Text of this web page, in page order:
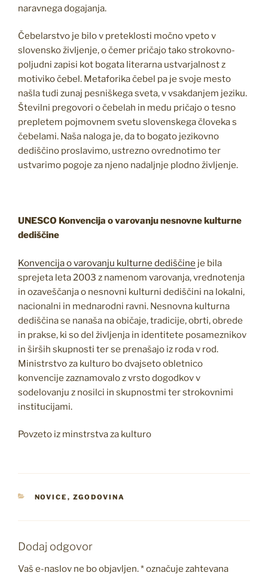
naravnega dogajanja.
Čebelarstvo je bilo v preteklosti močno vpeto v
slovensko življenje, o čemer pričajo tako strokovno-
poljudni zapisi kot bogata literarna ustvarjalnost z
motiviko čebel. Metaforika čebel pa je svoje mesto
našla tudi zunaj pesniškega sveta, v vsakdanjem jeziku.
Številni pregovori o čebelah in medu pričajo o tesno
prepletem pojmovnem svetu slovenskega človeka s
čebelami. Naša naloga je, da to bogato jezikovno
dediščino proslavimo, ustrezno ovrednotimo ter
ustvarimo pogoje za njeno nadaljnje plodno življenje.
UNESCO Konvencija o varovanju nesnovne kulturne
dediščine
Konvencija o varovanju kulturne dediščine je bila
sprejeta leta 2003 z namenom varovanja, vrednotenja
in ozaveščanja o nesnovni kulturni dediščini na lokalni,
nacionalni in mednarodni ravni. Nesnovna kulturna
dediščina se nanaša na običaje, tradicije, obrti, obrede
in prakse, ki so del življenja in identitete posameznikov
in širših skupnosti ter se prenašajo iz roda v rod.
Ministrstvo za kulturo bo dvajseto obletnico
konvencije zaznamovalo z vrsto dogodkov v
sodelovanju z nosilci in skupnostmi ter strokovnimi
institucijami.
Povzeto iz minstrstva za kulturo
KATEGORIJE
NOVICE , ZGODOVINA
Dodaj odgovor
Vaš e-naslov ne bo objavljen.*označuje zahtevana